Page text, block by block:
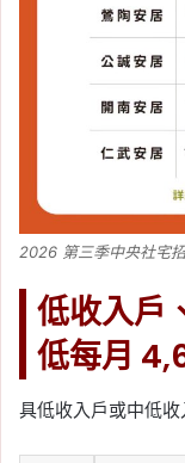
2026 第三季中央社宅
低收入戶
低每月
具低收入戶或中低